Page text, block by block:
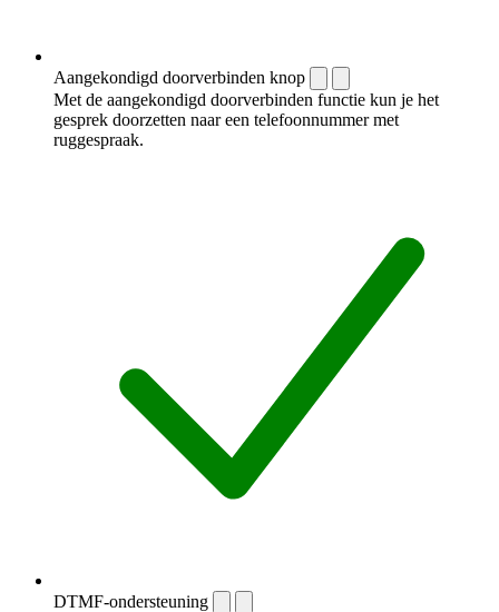
Aangekondigd doorverbinden knop
Met de aangekondigd doorverbinden functie kun je het
gesprek doorzetten naar een telefoonnummer met
ruggespraak.
DTMF-ondersteuning